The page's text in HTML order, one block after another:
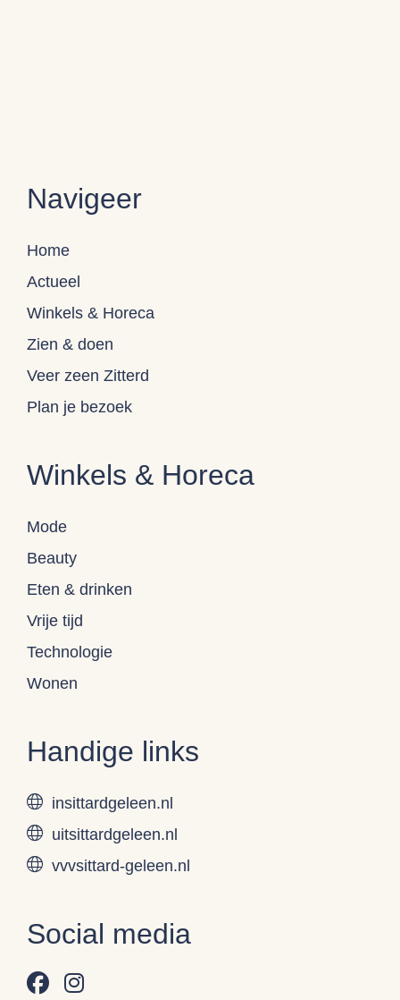
Navigeer
Home
Actueel
Winkels & Horeca
Zien & doen
Veer zeen Zitterd
Plan je bezoek
Winkels & Horeca
Mode
Beauty
Eten & drinken
Vrije tijd
Technologie
Wonen
Handige links
insittardgeleen.nl
uitsittardgeleen.nl
vvvsittard-geleen.nl
Social media